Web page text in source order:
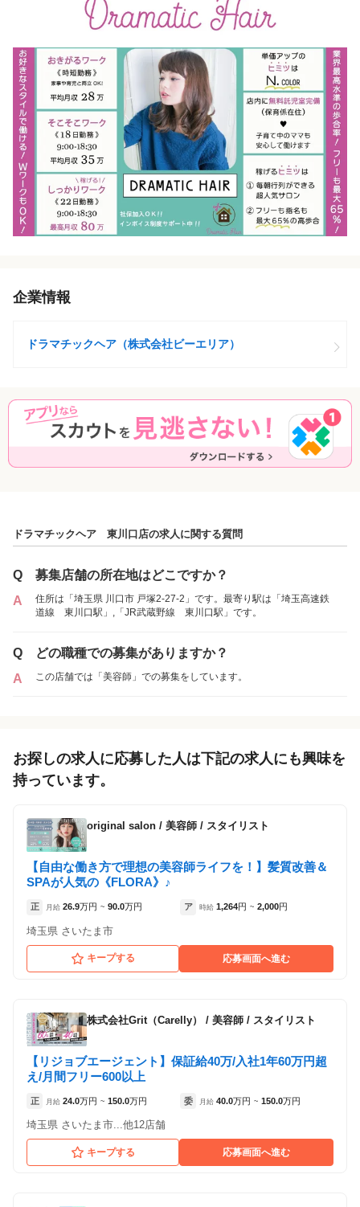
企業情報
ドラマチックヘア（株式会社ビーエリア）
ドラマチックヘア 東川口店の求人に関する質問
Q
募集店舗の所在地はどこですか？
A
住所は「埼玉県 川口市 戸塚2-27-2」です。最寄り駅は「埼玉高速鉄
道線 東川口駅」,「JR武蔵野線 東川口駅」です。
Q
どの職種での募集がありますか？
A
この店舗では「美容師」での募集をしています。
お探しの求人に応募した人は下記の求人にも興味を
持っています。
original salon / 美容師 / スタイリスト
【自由な働き方で理想の美容師ライフを！】髪質改善＆
SPAが人気の《FLORA》♪
正 月給 26.9万円 ~ 90.0万円 ア 時給 1,264円 ~ 2,000円
埼玉県 さいたま市
キープする 応募画面へ進む
株式会社Grit（Carelly） / 美容師 / スタイリスト
【リジョブエージェント】保証給40万/入社1年60万円超
え/月間フリー600以上
正 月給 24.0万円 ~ 150.0万円 委 月給 40.0万円 ~ 150.0万円
埼玉県 さいたま市...他12店舗
キープする 応募画面へ進む